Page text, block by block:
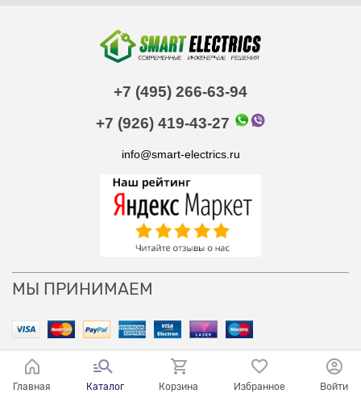
+7 (495) 266-63-94
+7 (926) 419-43-27
info@smart-electrics.ru
МЫ ПРИНИМАЕМ
Главная Каталог Корзина Избранное Войти